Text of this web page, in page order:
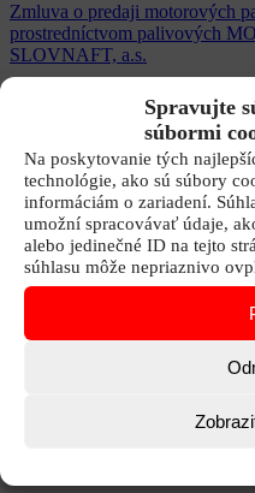
Spravujte
súbormi
Na poskytovanie tých
technológie, ako sú súbory
informáciám o zariadení.
umožní spracovávať údaje,
alebo jedinečné ID na tejto
súhlasu môže nepriaznivo
Zmluva o predaji motorových
prostredníctvom palivových
SLOVNAFT, a.s.
Kontaktné údaje
+421 940 999 181
info@idsvychod.sk
Hlásenie problémov v doprave
Žiadosť o zmenu CP
Externé odkazy
Získať kartu
Vyhľadať spojenie